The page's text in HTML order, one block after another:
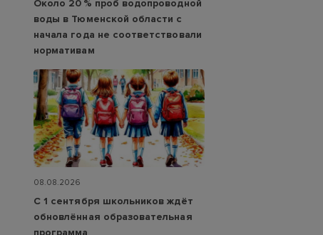
Около 20 % проб водопроводной
воды в Тюменской области с
начала года не соответствовали
нормативам
08.08.2026
С 1 сентября школьников ждёт
обновлённая образовательная
программа